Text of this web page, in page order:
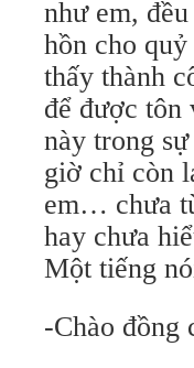
như em,
hồn cho
thấy thành
để được tôn
này trong
giờ chỉ còn
em… chưa
hay chưa
Một tiếng
-Chào đồng